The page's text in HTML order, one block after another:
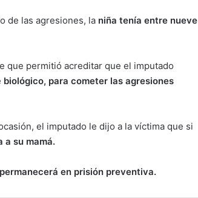
de las agresiones, la niña tenía entre nueve
que permitió acreditar que el imputado
biológico, para cometer las agresiones
el imputado le dijo a la víctima que si
a su mamá.
permanecerá en prisión preventiva.